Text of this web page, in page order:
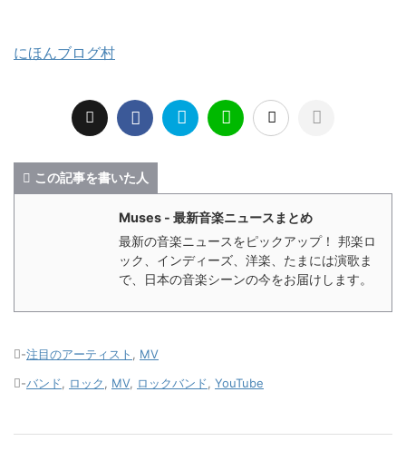
にほんブログ村
この記事を書いた人
Muses - 最新音楽ニュースまとめ
最新の音楽ニュースをピックアップ！ 邦楽ロ
ック、インディーズ、洋楽、たまには演歌ま
で、日本の音楽シーンの今をお届けします。
-注目のアーティスト , MV
-バンド, ロック, MV, ロックバンド, YouTube